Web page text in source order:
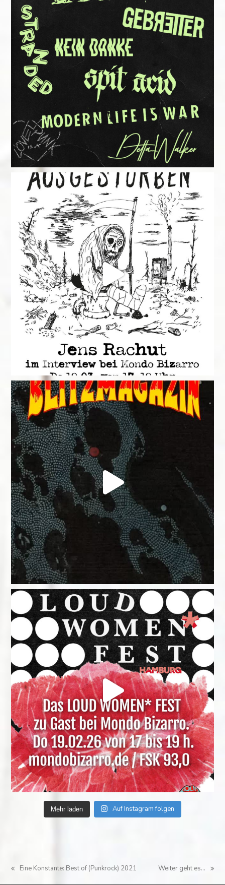
Mehr laden Auf Instagram folgen
vorheriger
Eine Konstante: Best of (Punkrock) 2021
Nächster
Weiter geht es…